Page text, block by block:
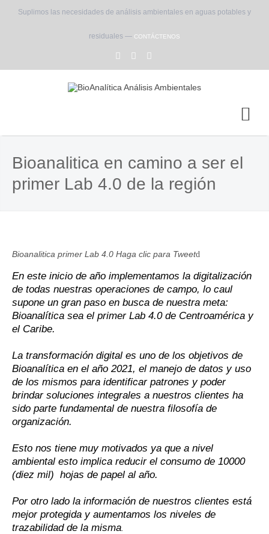
Suplimos las necesidades de análisis ambientales en aguas potables y
residuales — CONTÁCTENOS
Bioanalitica en camino a ser el
primer Lab 4.0 de la región
Bioanalitica primer Lab 4.0 Haga clic para Tweet
En este inicio de año implementamos la digitalización
de todas nuestras operaciones de campo, lo caul
supone un gran paso en busca de nuestra meta:
Bioanalítica sea el primer Lab 4.0 de Centroamérica y
el Caribe.
La transformación digital es uno de los objetivos de
Bioanalítica en el año 2021, el manejo de datos y uso
de los mismos para identificar patrones y poder
brindar soluciones integrales a nuestros clientes ha
sido parte fundamental de nuestra filosofía de
organización.
Esto nos tiene muy motivados ya que a nivel
ambiental esto implica reducir el consumo de 10000
(diez mil) hojas de papel al año.
Por otro lado la información de nuestros clientes está
mejor protegida y aumentamos los niveles de
trazabilidad de la misma.